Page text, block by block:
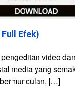
Full Efek)
video
media yang
[…]